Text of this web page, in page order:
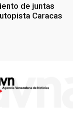
de juntas
Caracas